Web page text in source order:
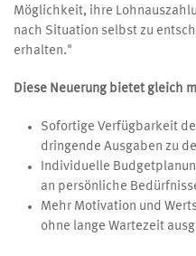
Möglichkeit, ihre
nach Situation selbst zu
erhalten."
Diese Neuerung bietet gleich
Sofortige Verfügbarkeit
dringende Ausgaben zu
Individuelle
an persönliche
Mehr Motivation und
ohne lange Wartezeit